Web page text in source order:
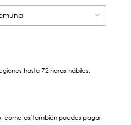
hasta 72 horas hábiles.
como así también puedes pagar